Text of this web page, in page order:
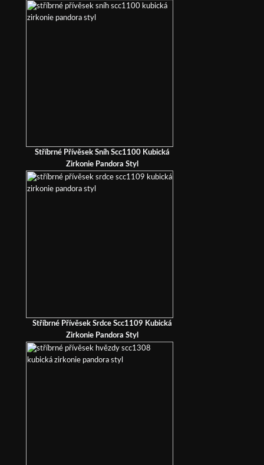
Stříbrné Přívěsek Sníh Scc1100 Kubická
Zirkonie Pandora Styl
Stříbrné Přívěsek Srdce Scc1109 Kubická
Zirkonie Pandora Styl